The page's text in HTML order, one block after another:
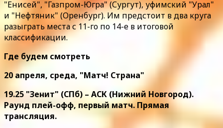
"Енисей", "Газпром-Югра" (Сургут), уфимский "Урал"
и "Нефтяник" (Оренбург). Им предстоит в два круга
разыграть места с 11-го по 14-е в итоговой
классификации.
Где будем смотреть
20 апреля, среда, "Матч! Страна"
19.25 "Зенит" (СПб) – АСК (Нижний Новгород).
Раунд плей-офф, первый матч. Прямая
трансляция.